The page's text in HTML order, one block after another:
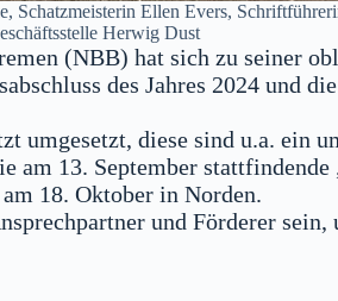
Schatzmeisterin Ellen Evers,
Herwig Dust
(NBB) hat sich zu seiner
des Jahres 2024 und
umgesetzt, diese sind u.a. ein
13. September
18. Oktober in Norden.
und Förderer